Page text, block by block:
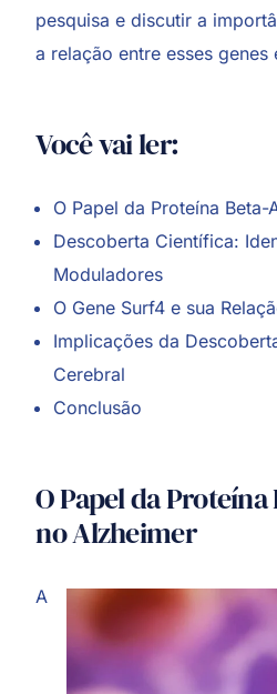
pesquisa e discutir a
a relação entre esses genes
Você vai ler:
O Papel da Proteína
Descoberta Científica:
Moduladores
O Gene Surf4 e sua
Implicações da
Cerebral
Conclusão
O Papel da
no Alzheimer
A